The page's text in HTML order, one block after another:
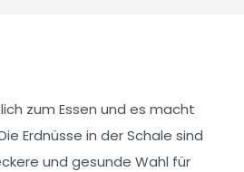
zum Essen und es macht
Erdnüsse in der Schale sind
und gesunde Wahl für